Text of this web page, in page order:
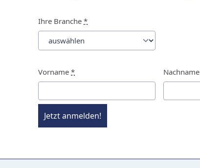
Ihre Branche *
Vorname * Nachname
Jetzt anmelden!